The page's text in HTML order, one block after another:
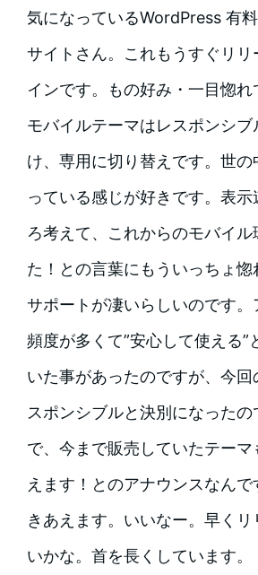
気になっているWordPress 有
サイトさん。これもうすぐリ
インです。もの好み・一目惚れ
モバイルテーマはレスポンシブ
け、専用に切り替えです。世の
っている感じが好きです。表
ろ考えて、これからのモバイル
た！との言葉にもういっちょ惚
サポートが凄いらしいのです
頻度が多くて”安心して使える”
いた事があったのですが、今回
スポンシブルと決別になったの
で、今まで販売していたテー
えます！とのアナウンスなん
きあえます。いいなー。早く
いかな。首を長くしています。